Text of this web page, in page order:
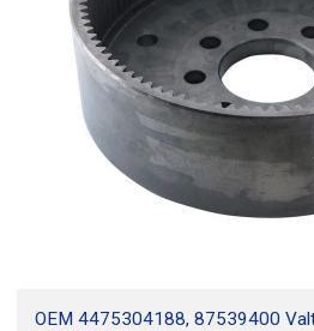
OEM 4475304188, 87539400